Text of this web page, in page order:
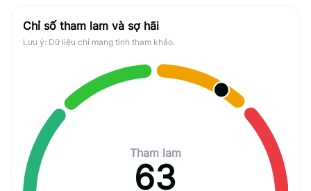
Chỉ số tham lam và sợ hãi
Lưu ý: Dữ liệu chỉ mang tính tham khảo.
Tham lam
63